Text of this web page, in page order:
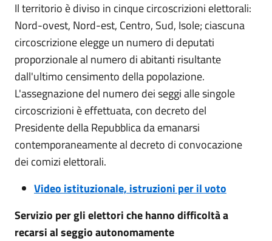
Il territorio è diviso in cinque circoscrizioni elettorali:
Nord-ovest, Nord-est, Centro, Sud, Isole; ciascuna
circoscrizione elegge un numero di deputati
proporzionale al numero di abitanti risultante
dall'ultimo censimento della popolazione.
L'assegnazione del numero dei seggi alle singole
circoscrizioni è effettuata, con decreto del
Presidente della Repubblica da emanarsi
contemporaneamente al decreto di convocazione
dei comizi elettorali.
Video istituzionale, istruzioni per il voto
Servizio per gli elettori che hanno difficoltà a
recarsi al seggio autonomamente